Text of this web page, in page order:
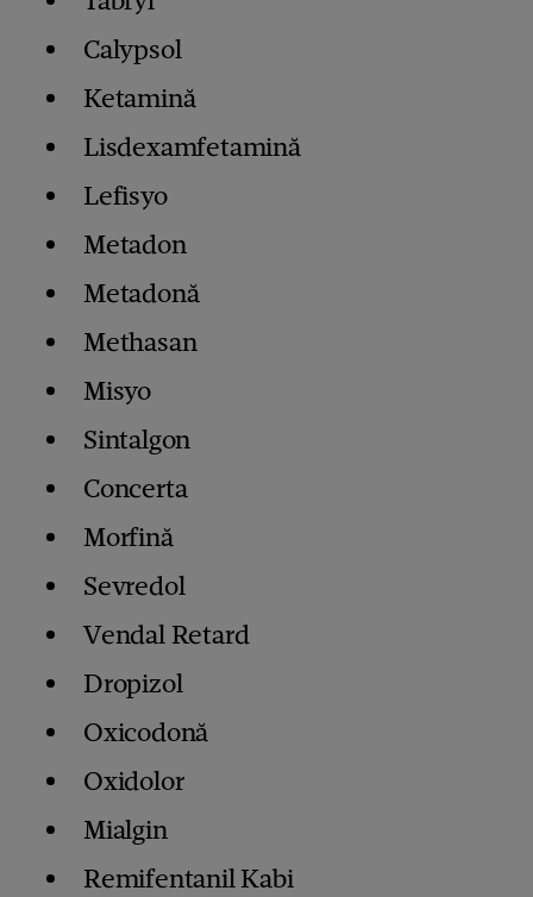
Calypsol
Ketamină
Lisdexamfetamină
Lefisyo
Metadon
Metadonă
Methasan
Misyo
Sintalgon
Concerta
Morfină
Sevredol
Vendal Retard
Dropizol
Oxicodonă
Oxidolor
Mialgin
Remifentanil Kabi